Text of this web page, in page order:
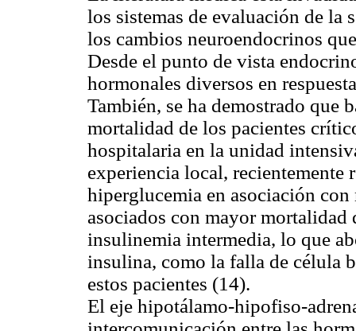
los sistemas de evaluación de la
los cambios neuroendocrinos
Desde el punto de vista
hormonales diversos en
También, se ha demostrado que
mortalidad de los pacientes
hospitalaria en la unidad
experiencia local, recientemente
hiperglucemia en asociación
asociados con mayor mortalidad
insulinemia intermedia, lo que
insulina, como la falla de célula
estos pacientes (14).
El eje hipotálamo-hipofiso-